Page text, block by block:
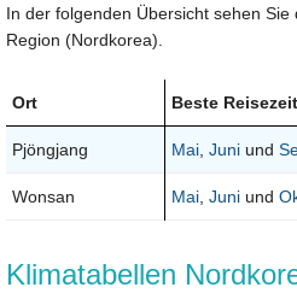
In der folgenden Übersicht sehen
Region (Nordkorea).
Ort Beste Reisezeit
Pjöngjang Mai, Juni und
Wonsan Mai, Juni und
Klimatabellen